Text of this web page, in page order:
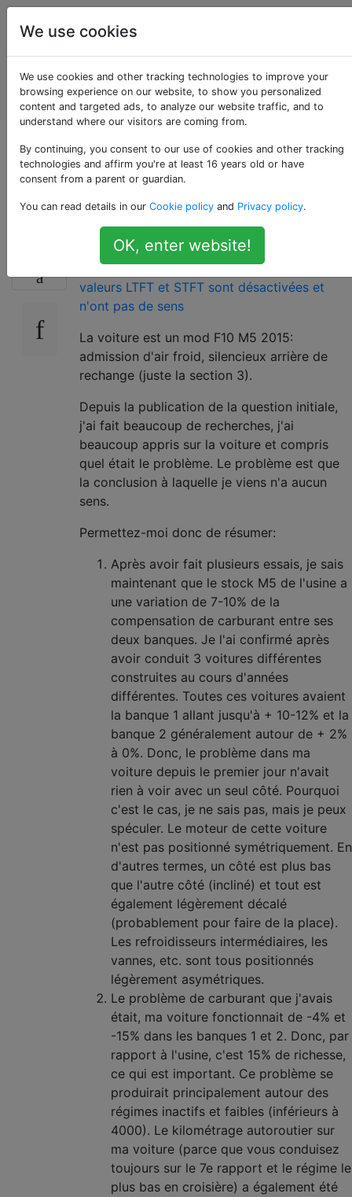
Entretien et
réparation
de
véhicules
automobiles
Account
Prise d'air froid
causant un état riche
Ceci est une question complémentaire à ma
question initiale qui peut être trouvée ici: les
valeurs LTFT et STFT sont désactivées et
n'ont pas de sens
La voiture est un mod F10 M5 2015:
admission d'air froid, silencieux arrière de
rechange (juste la section 3).
Depuis la publication de la question initiale,
j'ai fait beaucoup de recherches, j'ai
beaucoup appris sur la voiture et compris
quel était le problème. Le problème est que
la conclusion à laquelle je viens n'a aucun
sens.
Permettez-moi donc de résumer:
Après avoir fait plusieurs essais, je sais
maintenant que le stock M5 de l'usine a
une variation de 7-10% de la
compensation de carburant entre ses
deux banques. Je l'ai confirmé après
avoir conduit 3 voitures différentes
construites au cours d'années
différentes. Toutes ces voitures avaient
la banque 1 allant jusqu'à + 10-12% et la
banque 2 généralement autour de + 2%
à 0%. Donc, le problème dans ma
voiture depuis le premier jour n'avait
rien à voir avec un seul côté. Pourquoi
c'est le cas, je ne sais pas, mais je peux
spéculer. Le moteur de cette voiture
n'est pas positionné symétriquement. En
d'autres termes, un côté est plus bas
que l'autre côté (incliné) et tout est
également légèrement décalé
(probablement pour faire de la place).
Les refroidisseurs intermédiaires, les
vannes, etc. sont tous positionnés
légèrement asymétriques.
Le problème de carburant que j'avais
était, ma voiture fonctionnait de -4% et
-15% dans les banques 1 et 2. Donc, par
rapport à l'usine, c'est 15% de richesse,
ce qui est important. Ce problème se
produirait principalement autour des
régimes inactifs et faibles (inférieurs à
4000). Le kilométrage autoroutier sur
ma voiture (parce que vous conduisez
toujours sur le 7e rapport et le régime le
plus bas en croisière) a également été
We use cookies
We use cookies and other tracking technologies to improve your
browsing experience on our website, to show you personalized
content and targeted ads, to analyze our website traffic, and to
understand where our visitors are coming from.
By continuing, you consent to our use of cookies and other tracking
technologies and affirm you're at least 16 years old or have
consent from a parent or guardian.
You can read details in our Cookie policy and Privacy policy.
OK, enter website!